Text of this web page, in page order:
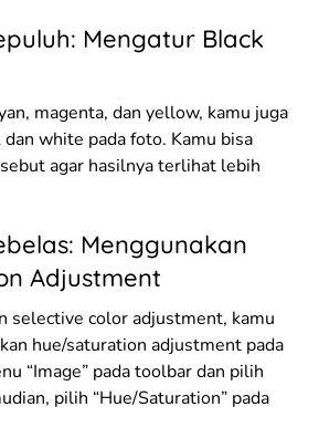
Mengatur Black
magenta, dan yellow, kamu juga
white pada foto. Kamu bisa
agar hasilnya terlihat lebih
Menggunakan
Adjustment
selective color adjustment, kamu
hue/saturation adjustment pada
“Image” pada toolbar dan pilih
pilih “Hue/Saturation” pada